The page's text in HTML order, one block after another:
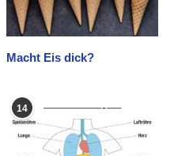
Macht Eis dick?
14